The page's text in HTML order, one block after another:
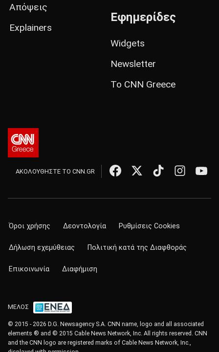
Απόψεις
Explainers
Εφημερίδες
Widgets
Newsletter
Το CNN Greece
ΑΚΟΛΟΥΘΗΣΤΕ ΤΟ CNN.GR
Όροι χρήσης Δεοντολογία Ρυθμίσεις Cookies
Δήλωση εχεμύθειας Πολιτική κατά της Διαφθοράς
Επικοινωνία Διαφήμιση
ΜΕΛΟΣ
© 2015 - 2026 D.G. Newsagency S.A. CNN name, logo and all associated
elements ® and © 2015 Cable News Network, Inc. All rights reserved. CNN
and the CNN logo are registered marks of Cable News Network, Inc.,